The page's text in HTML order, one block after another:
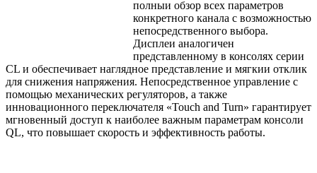
полныи обзор всех параметров
конкретного канала с возможностью
непосредственного выбора.
Дисплеи аналогичен
представленному в консолях серии
CL и обеспечивает наглядное представление и мягкии отклик
для снижения напряжения. Непосредственное управление с
помощью механических регуляторов, а также
инновационного переключателя «Touch and Turn» гарантирует
мгновенный доступ к наиболее важным параметрам консоли
QL, что повышает скорость и эффективность работы.